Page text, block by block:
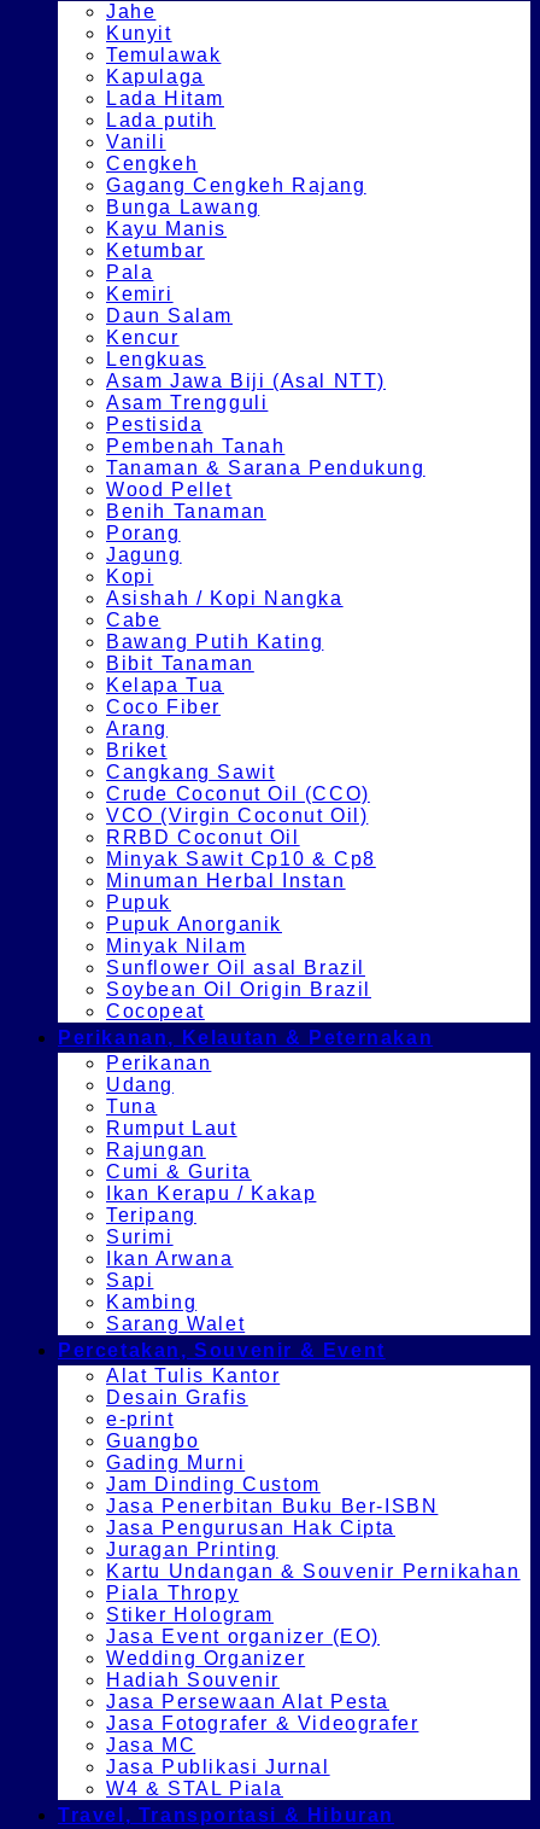
Jahe
Kunyit
Temulawak
Kapulaga
Lada Hitam
Lada putih
Vanili
Cengkeh
Gagang Cengkeh Rajang
Bunga Lawang
Kayu Manis
Ketumbar
Pala
Kemiri
Daun Salam
Kencur
Lengkuas
Asam Jawa Biji (Asal NTT)
Asam Trengguli
Pestisida
Pembenah Tanah
Tanaman & Sarana Pendukung
Wood Pellet
Benih Tanaman
Porang
Jagung
Kopi
Asishah / Kopi Nangka
Cabe
Bawang Putih Kating
Bibit Tanaman
Kelapa Tua
Coco Fiber
Arang
Briket
Cangkang Sawit
Crude Coconut Oil (CCO)
VCO (Virgin Coconut Oil)
RRBD Coconut Oil
Minyak Sawit Cp10 & Cp8
Minuman Herbal Instan
Pupuk
Pupuk Anorganik
Minyak Nilam
Sunflower Oil asal Brazil
Soybean Oil Origin Brazil
Cocopeat
Perikanan, Kelautan & Peternakan
Perikanan
Udang
Tuna
Rumput Laut
Rajungan
Cumi & Gurita
Ikan Kerapu / Kakap
Teripang
Surimi
Ikan Arwana
Sapi
Kambing
Sarang Walet
Percetakan, Souvenir & Event
Alat Tulis Kantor
Desain Grafis
e-print
Guangbo
Gading Murni
Jam Dinding Custom
Jasa Penerbitan Buku Ber-ISBN
Jasa Pengurusan Hak Cipta
Juragan Printing
Kartu Undangan & Souvenir Pernikahan
Piala Thropy
Stiker Hologram
Jasa Event organizer (EO)
Wedding Organizer
Hadiah Souvenir
Jasa Persewaan Alat Pesta
Jasa Fotografer & Videografer
Jasa MC
Jasa Publikasi Jurnal
W4 & STAL Piala
Travel, Transportasi & Hiburan